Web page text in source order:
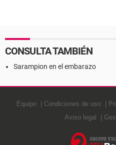
CONSULTA TAMBIÉN
Sarampion en el embarazo
Equipo Condiciones de uso
Aviso legal